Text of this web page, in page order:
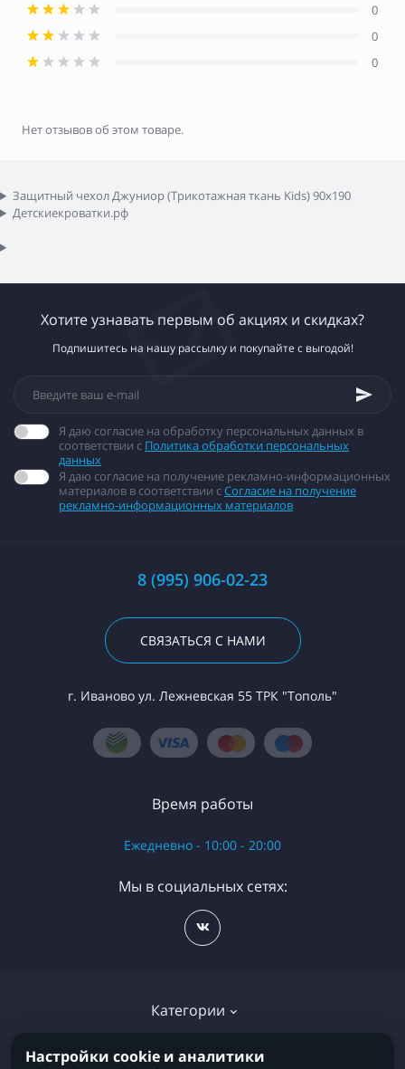
0
0
0
Нет отзывов об этом товаре.
Защитный чехол Джуниор (Трикотажная ткань Kids) 90x190
Детскиекроватки.рф
Хотите узнавать первым об акциях и скидках?
Подпишитесь на нашу рассылку и покупайте с выгодой!
Я даю согласие на обработку персональных данных в
соответствии с Политика обработки персональных
данных
Я даю согласие на получение рекламно-информационных
материалов в соответствии сСогласие на получение
рекламно-информационных материалов
8 (995) 906-02-23
СВЯЗАТЬСЯ С НАМИ
г. Иваново ул. Лежневская 55 ТРК "Тополь"
Категории
Время работы
Ежедневно - 10:00 - 20:00
Мы в социальных сетях:
Настройки cookie и аналитики